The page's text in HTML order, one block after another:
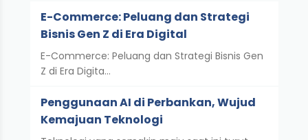
E-Commerce: Peluang dan Strategi
Bisnis Gen Z di Era Digital
E-Commerce: Peluang dan Strategi Bisnis Gen
Z di Era Digita…
Penggunaan AI di Perbankan, Wujud
Kemajuan Teknologi